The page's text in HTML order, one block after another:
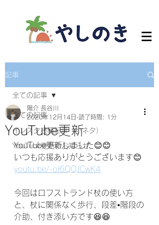
記事
全ての記事
インスタ投稿記事（小ネタ）
YouTube更新のお知らせ
全ての記事
YouTube更新
陽介 長谷川
2020年12月14日 読了時間: 1分
YouTube更新しました😊😊
いつも応援ありがとうございます😊
youtu.be/-ol6QQJCwK4
今回はロフストランド杖の使い方
と、杖に関係なく歩行、段差•階段の
介助、付き添い方です😆😆